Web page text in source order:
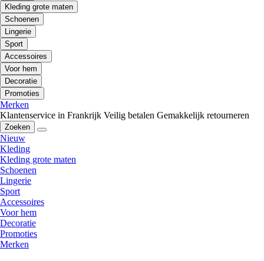
Kleding grote maten
Schoenen
Lingerie
Sport
Accessoires
Voor hem
Decoratie
Promoties
Merken
Klantenservice in Frankrijk Veilig betalen Gemakkelijk retourneren
Zoeken
Nieuw
Kleding
Kleding grote maten
Schoenen
Lingerie
Sport
Accessoires
Voor hem
Decoratie
Promoties
Merken